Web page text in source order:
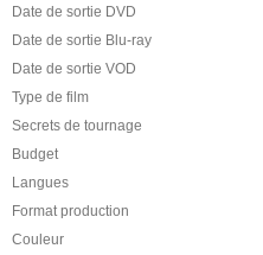
Date de sortie DVD
Date de sortie Blu-ray
Date de sortie VOD
Type de film
Secrets de tournage
Budget
Langues
Format production
Couleur